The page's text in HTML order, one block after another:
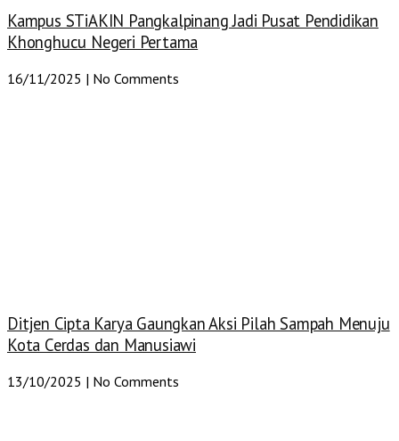
Kampus STiAKIN Pangkalpinang Jadi Pusat Pendidikan
Khonghucu Negeri Pertama
16/11/2025 No Comments
Ditjen Cipta Karya Gaungkan Aksi Pilah Sampah Menuju
Kota Cerdas dan Manusiawi
13/10/2025 No Comments